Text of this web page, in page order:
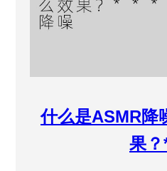
什么是ASMR降
果？